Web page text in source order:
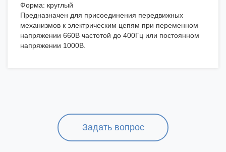
Форма: круглый
Предназначен для присоединения передвижных
механизмов к электрическим цепям при переменном
напряжении 660В частотой до 400Гц или постоянном
напряжении 1000В.
Задать вопрос